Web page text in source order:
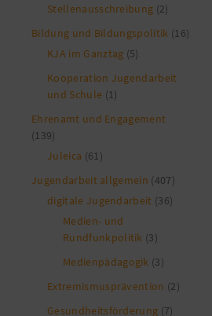
Stellenausschreibung (2)
Bildung und Bildungspolitik (16)
KJA im Ganztag (5)
Kooperation Jugendarbeit
und Schule (1)
Ehrenamt und Engagement
(139)
Juleica (61)
Jugendarbeit allgemein (407)
digitale Jugendarbeit (36)
Medien- und
Rundfunkpolitik (3)
Medienpädagogik (3)
Extremismusprävention (2)
Gesundheitsförderung (7)